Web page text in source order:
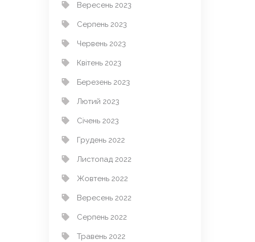
Вересень 2023
Серпень 2023
Червень 2023
Квітень 2023
Березень 2023
Лютий 2023
Січень 2023
Грудень 2022
Листопад 2022
Жовтень 2022
Вересень 2022
Серпень 2022
Травень 2022